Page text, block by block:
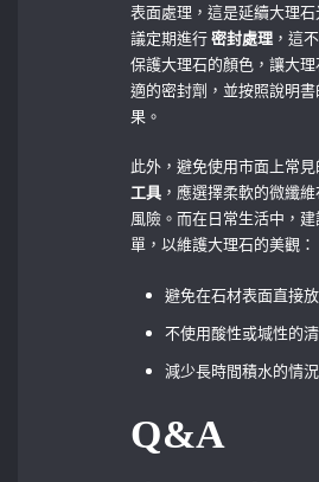
表面處理，這是延續大理
議定期進行密封處理 ，這
保護大理石的顏色，讓大
適的密封劑，並按照說明
果。
此外，避免使用市面上常
工具 ，應選擇柔軟的微纖
風險。而在日常生活中，
單，以維護大理石的美觀：
避免在石材表面直接
不使用酸性或堿性的
減少長時間積水的情況
Q&A